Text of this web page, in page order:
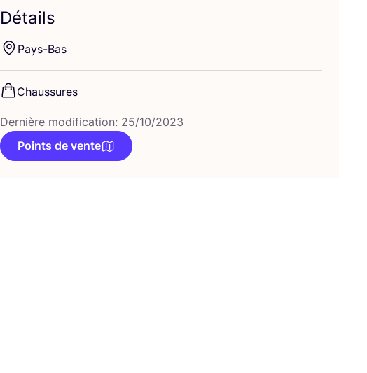
Détails
Pays-Bas
Chaus­sures
Dernière modification: 25/10/2023
Points de vente